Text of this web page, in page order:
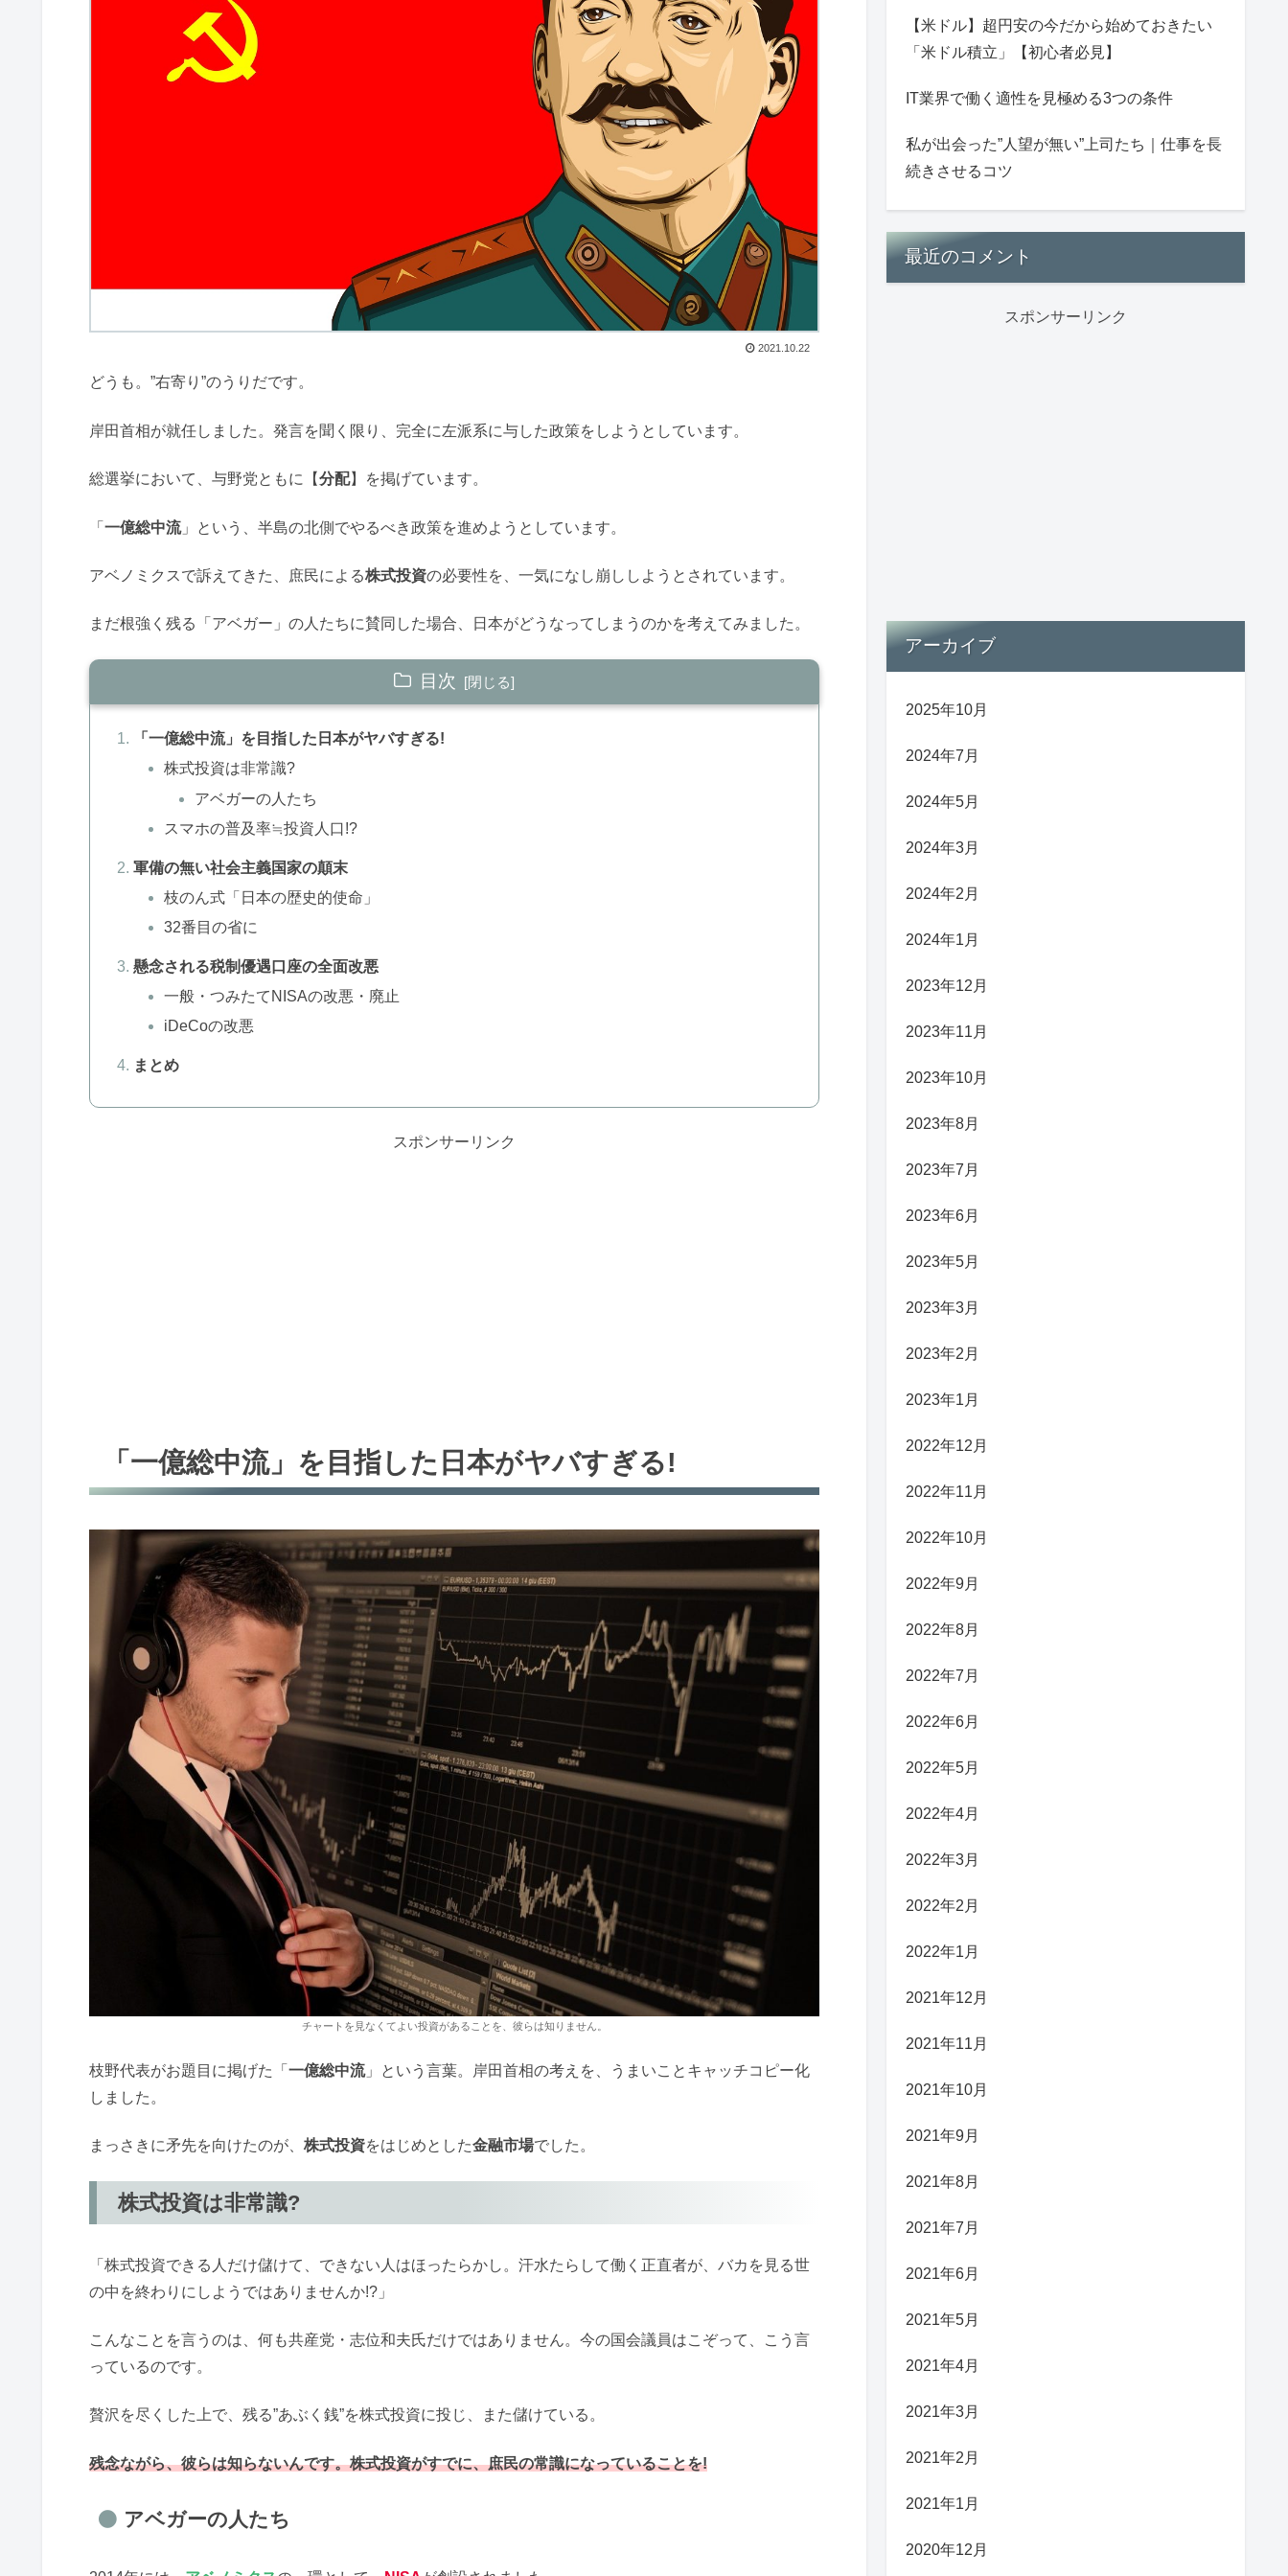
2021.10.22
どうも。”右寄り”のうりだです。
岸田首相が就任しました。発言を聞く限り、完全に左派系に与した政策をしようとしています。
総選挙において、与野党ともに【分配】を掲げています。
「 一億総中流」という、半島の北側でやるべき政策を進めようとしています。
アベノミクスで訴えてきた、庶民による株式投資の必要性を、一気になし崩ししようとされています。
まだ根強く残る「アベガー」の人たちに賛同した場合、日本がどうなってしまうのかを考えてみました。
目次
「一億総中流」を目指した日本がヤバすぎる!
株式投資は非常識?
アベガーの人たち
スマホの普及率≒投資人口!?
軍備の無い社会主義国家の顛末
枝のん式「日本の歴史的使命」
32番目の省に
懸念される税制優遇口座の全面改悪
一般・つみたてNISAの改悪・廃止
iDeCoの改悪
まとめ
スポンサーリンク
「一億総中流」を目指した日本がヤバすぎる!
チャートを見なくてよい投資があることを、彼らは知りません。
枝野代表がお題目に掲げた「 一億総中流」という言葉。岸田首相の考えを、うまいことキャッチコピー化
しました。
まっさきに矛先を向けたのが、 株式投資をはじめとした金融市場でした。
株式投資は非常識?
「株式投資できる人だけ儲けて、できない人はほったらかし。汗水たらして働く正直者が、バカを見る世
の中を終わりにしようではありませんか!?」
こんなことを言うのは、何も共産党・志位和夫氏だけではありません。今の国会議員はこぞって、こう言
っているのです。
贅沢を尽くした上で、残る”あぶく銭”を株式投資に投じ、また儲けている。
残念ながら、彼らは知らないんです。株式投資がすでに、庶民の常識になっていることを!
アベガーの人たち
【米ドル】超円安の今だから始めておきたい
「米ドル積立」【初心者必見】
IT業界で働く適性を見極める3つの条件
私が出会った”人望が無い”上司たち｜仕事を長
続きさせるコツ
最近のコメント
スポンサーリンク
アーカイブ
2025年10月
2024年7月
2024年5月
2024年3月
2024年2月
2024年1月
2023年12月
2023年11月
2023年10月
2023年8月
2023年7月
2023年6月
2023年5月
2023年3月
2023年2月
2023年1月
2022年12月
2022年11月
2022年10月
2022年9月
2022年8月
2022年7月
2022年6月
2022年5月
2022年4月
2022年3月
2022年2月
2022年1月
2021年12月
2021年11月
2021年10月
2021年9月
2021年8月
2021年7月
2021年6月
2021年5月
2021年4月
2021年3月
2021年2月
2021年1月
2020年12月